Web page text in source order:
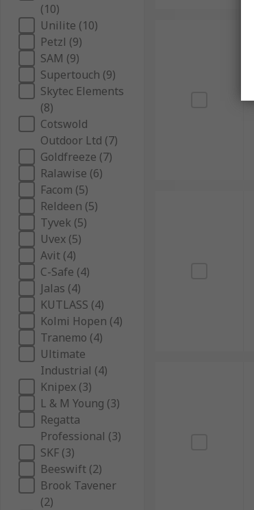
(10)
Unilite (10)
Petzl (9)
SAM (9)
Supertouch (9)
Skytec Elements
(8)
Cotswold
Outdoor Ltd (7)
Goldfreeze (7)
Ralawise (6)
Facom (5)
Reldeen (5)
Tyvek (5)
Uvex (5)
Avit (4)
C-Safe (4)
Jalas (4)
KUTLASS (4)
Kolmi Hopen (4)
Tranemo (4)
Ultimate
Industrial (4)
Knipex (3)
L & M Young (3)
Regatta
Professional (3)
SKF (3)
Beeswift (2)
Brook Tavener
(2)